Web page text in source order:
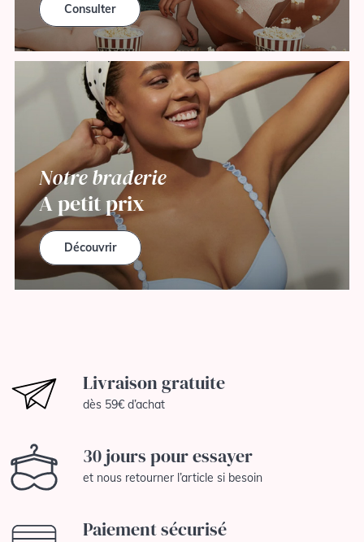
Consulter
Notre braderie
A petit prix
Découvrir
Livraison gratuite
dès 59€ d’achat
30 jours pour essayer
et nous retourner l’article si besoin
Paiement sécurisé